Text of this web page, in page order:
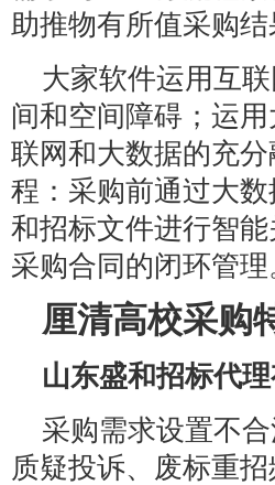
助推物有所值采购结
大家软件运用互
间和空间障碍；运
联网和大数据的充
程：采购前通过大
和招标文件进行智
采购合同的闭环管理
厘清高校采购
山东盛和招标代
采购需求设置不
质疑投诉、废标重